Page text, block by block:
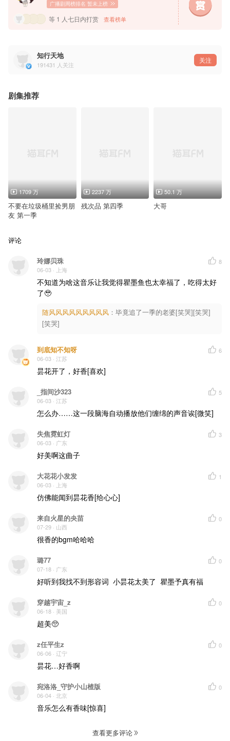
广播剧周榜排名 暂未上榜
等 1 人七日内打赏 查看榜单
知行天地
191431 人关注
关注
剧集推荐
1709 万
不要在垃圾桶里捡男朋
友 第一季
2237 万
残次品 第四季
50.1 万
大哥
评论
玲娜贝珠
06-03 · 上海
8
不知道为啥这音乐让我觉得瞿墨鱼也太幸福了，吃得太好
了🥹
随风风风风风风风风风 ： 毕竟追了一季的老婆[笑哭][笑哭]
[笑哭]
到底知不知呀
06-03 · 江苏
6
昙花开了，好香[喜欢]
_指间沙323
06-03 · 江苏
5
怎么办……这一段脑海自动播放他们缠绵的声音诶[微笑]
失焦霓虹灯
06-03 · 广东
3
好美啊这曲子
大花花小发发
06-03 · 上海
1
仿佛能闻到昙花香[给心心]
来自火星的央苗
07-29 · 山西
0
很香的bgm哈哈哈
璐77
07-18 · 广东
0
好听到我找不到形容词  小昙花太美了  瞿墨予真有福
穿越宇宙_z
06-18 · 美国
0
超美🥺
z任平生z
06-06 · 辽宁
0
昙花…好香啊
宛洛洛_守护小山楂版
06-04 · 北京
0
音乐怎么有香味[惊喜]
查看更多评论